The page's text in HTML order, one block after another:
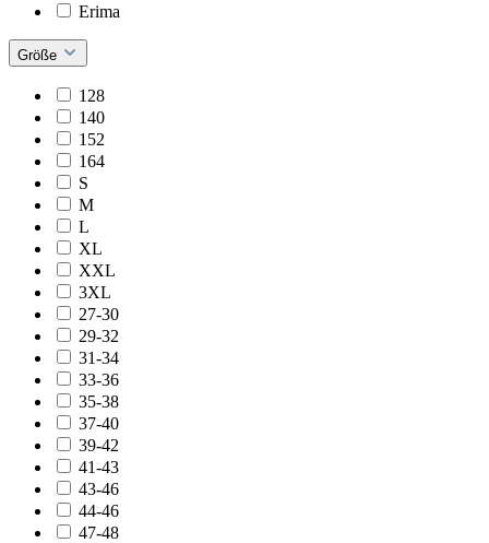
Erima
Größe
128
140
152
164
S
M
L
XL
XXL
3XL
27-30
29-32
31-34
33-36
35-38
37-40
39-42
41-43
43-46
44-46
47-48